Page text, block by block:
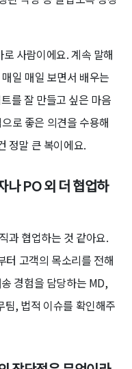
사람이에요. 계속 말해
일 매일 보면서 배우는
를 잘 만들고 싶은 마음
로 좋은 의견을 수용해
정말 큰 복이에요.
나 PO 외 더 협업하
과 협업하는 것 같아요.
터 고객의 목소리를 전해
경험을 담당하는 MD,
, 법적 이슈를 확인해주